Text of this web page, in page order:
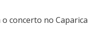
concerto no Caparica